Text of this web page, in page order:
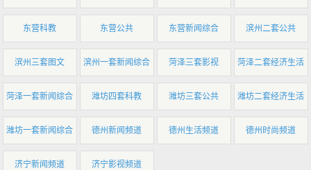
东营科教 东营公共 东营新闻综合 滨州二套公共
滨州三套图文 滨州一套新闻综合 菏泽三套影视 菏泽二套经济生活
菏泽一套新闻综合 潍坊四套科教 潍坊三套公共 潍坊二套经济生活
潍坊一套新闻综合 德州新闻频道 德州生活频道 德州时尚频道
济宁新闻频道 济宁影视频道